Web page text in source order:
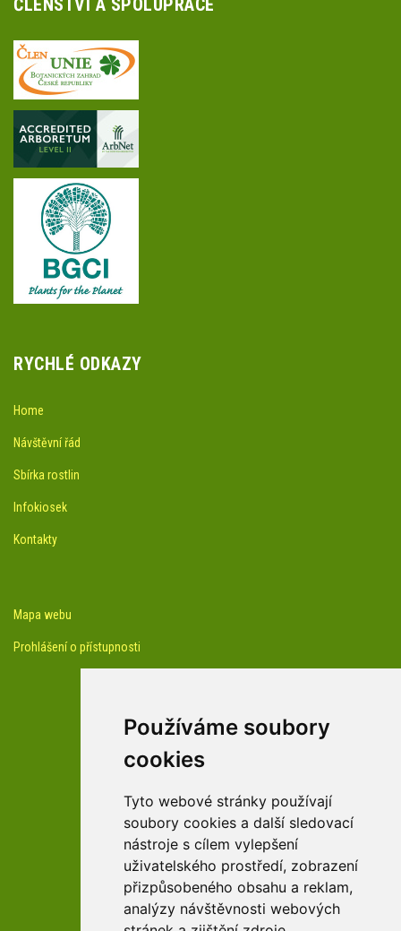
Používáme soubory
cookies
Tyto webové stránky používají
soubory cookies a další sledovací
nástroje s cílem vylepšení
uživatelského prostředí, zobrazení
přizpůsobeného obsahu a reklam,
analýzy návštěvnosti webových
ČLENSTVÍ A SPOLUPRÁCE
RYCHLÉ ODKAZY
Home
Návštěvní řád
Sbírka rostlin
Infokiosek
Kontakty
Mapa webu
Prohlášení o přístupnosti
Youtube kanál arboreta